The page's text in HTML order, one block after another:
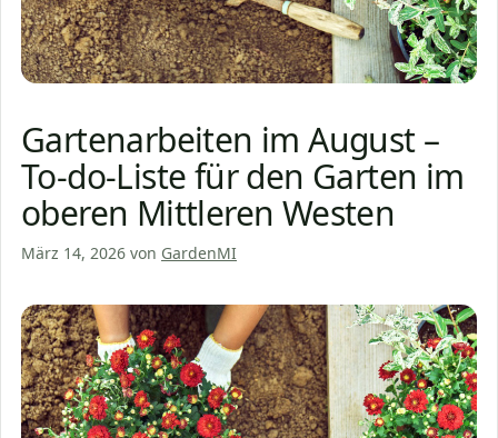
Gartenarbeiten im August –
To-do-Liste für den Garten im
oberen Mittleren Westen
März 14, 2026 von GardenMI